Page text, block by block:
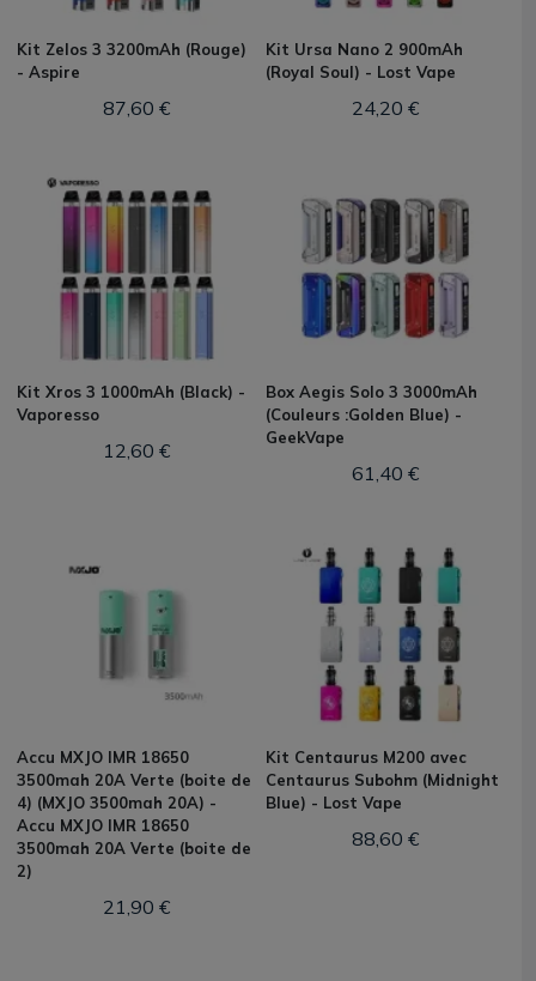
Kit Zelos 3 3200mAh (Rouge)
- Aspire
87,60 €
Kit Ursa Nano 2 900mAh
(Royal Soul) - Lost Vape
24,20 €
Kit Xros 3 1000mAh (Black) -
Vaporesso
12,60 €
Box Aegis Solo 3 3000mAh
(Couleurs :Golden Blue) -
GeekVape
61,40 €
Accu MXJO IMR 18650
3500mah 20A Verte (boite de
4) (MXJO 3500mah 20A) -
Accu MXJO IMR 18650
3500mah 20A Verte (boite de
2)
21,90 €
Kit Centaurus M200 avec
Centaurus Subohm (Midnight
Blue) - Lost Vape
88,60 €